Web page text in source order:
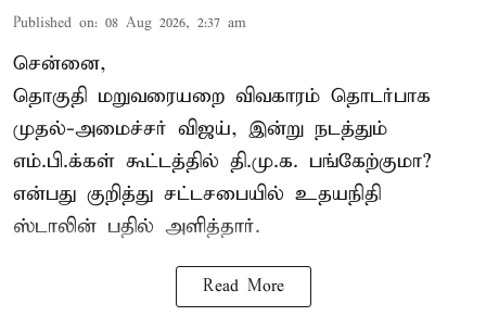
Published on: 08 Aug 2026, 2:37 am
சென்னை,
தொகுதி மறுவரையறை விவகாரம் தொடர்பாக
முதல்-அமைச்சர் விஜய், இன்று நடத்தும்
எம்.பி.க்கள் கூட்டத்தில் தி.மு.க. பங்கேற்குமா?
என்பது குறித்து சட்டசபையில் உதயநிதி
ஸ்டாலின் பதில் அளித்தார்.
Read More